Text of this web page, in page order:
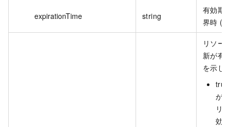
expirationTime string
有効期
界時
リソー
新が有
を示し
が
リ
効